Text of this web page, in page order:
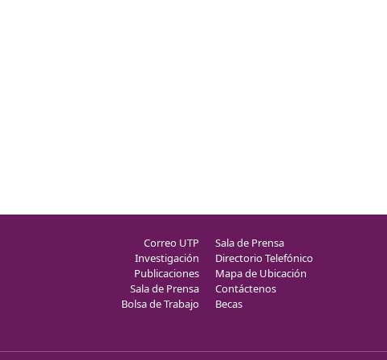
Correo UTP
Investigación
Publicaciones
Sala de Prensa
Bolsa de Trabajo
Sala de Prensa
Directorio Telefónico
Mapa de Ubicación
Contáctenos
Becas